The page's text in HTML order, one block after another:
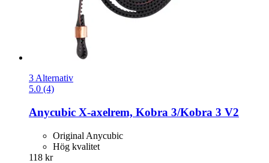
3 Alternativ
5.0 (4)
Anycubic X-​axelrem, Kobra 3/Kobra 3 V2
Original Anycubic
Hög kvalitet
118 kr